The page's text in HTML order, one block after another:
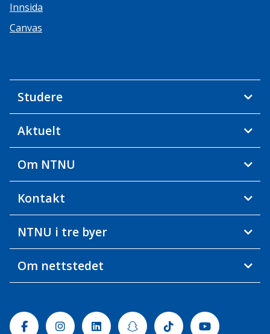
Innsida
Canvas
Studere
Aktuelt
Om NTNU
Kontakt
NTNU i tre byer
Om nettstedet
FacebookInstagramLinkedinSnapchatTiktok Youtube